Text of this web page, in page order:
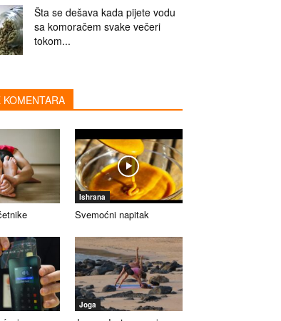
Šta se dešava kada pijete vodu
sa komoračem svake večeri
tokom...
KOMENTARA
Ishrana
Svemoćni napitak
Joga